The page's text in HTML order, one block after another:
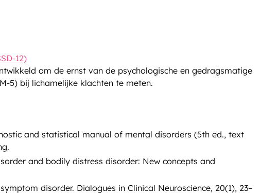
12)
om de ernst van de psychologische en gedragsmatige
5) bij lichamelijke klachten te meten.
and statistical manual of mental disorders (5th ed., text
and bodily distress disorder: New concepts and
disorder. Dialogues in Clinical Neuroscience, 20(1), 23–